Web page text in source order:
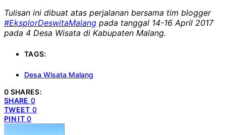
Tulisan ini dibuat atas perjalanan bersama tim blogger
#EksplorDeswitaMalang pada tanggal 14-16 April 2017
pada 4 Desa Wisata di Kabupaten Malang.
TAGS:
Desa Wisata Malang
0 SHARES:
SHARE 0
TWEET 0
PIN IT 0